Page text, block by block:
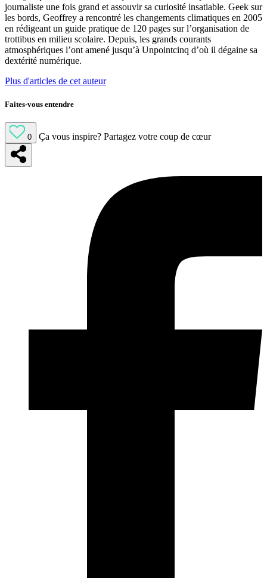
journaliste une fois grand et assouvir sa curiosité insatiable. Geek sur
les bords, Geoffrey a rencontré les changements climatiques en 2005
en rédigeant un guide pratique de 120 pages sur l’organisation de
trottibus en milieu scolaire. Depuis, les grands courants
atmosphériques l’ont amené jusqu’à Unpointcinq d’où il dégaine sa
dextérité numérique.
Plus d'articles de cet auteur
Faites-vous entendre
0 Ça vous inspire? Partagez votre coup de cœur